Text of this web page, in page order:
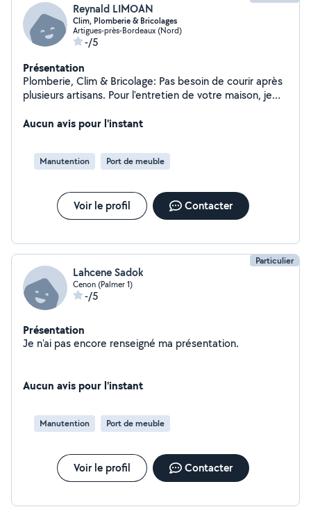
Reynald LIMOAN
Clim, Plomberie & Bricolages
Artigues-près-Bordeaux (Nord)
-/5
Présentation
Plomberie, Clim & Bricolage: Pas besoin de courir après
plusieurs artisans. Pour l'entretien de votre maison, je
Plomberie : Finis les fuites ( pose d'évier, remplacement
Climatisation : (installation, dépannage et maintenance
plafonniers ect ). Rapide et efficace. Contactez-moi
pour une intervention dans les plus brefs délais.
Aucun avis pour l'instant
Manutention Port de meuble
Voir le profil Contacter
Particulier
Lahcene Sadok
Cenon (Palmer 1)
-/5
Présentation
Je n'ai pas encore renseigné ma présentation.
Aucun avis pour l'instant
Manutention Port de meuble
Voir le profil Contacter